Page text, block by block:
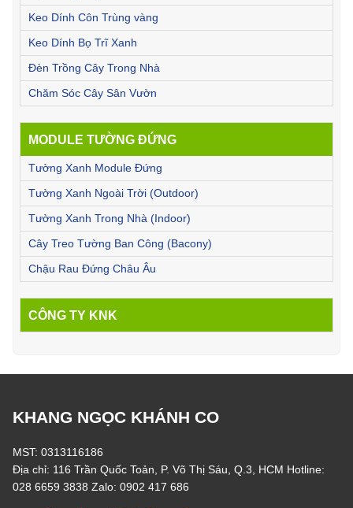
Keo Dính Côn Trùng vàng
Keo Dính Bọ Trĩ Xanh
Đèn Trồng Cây Trong Nhà
Chăm Sóc Cây Sân Vườn
MODULE TƯỜNG ĐỨNG
Tường Xanh Module Đứng
Tường Xanh Ngoài Trời (Outdoor)
Tường Xanh Trong Nhà (Indoor)
Cây Treo Tường Ban Công (Bacony)
Chậu Rau Đứng Châu Âu
CÔNG TY KNK
KHANG NGỌC KHÁNH CO
MST: 0313116186
Địa chỉ: 116 Trần Quốc Toản, P. Võ Thị Sáu, Q.3, HCM Hotline:
028 6659 3838 Zalo: 0902 417 686